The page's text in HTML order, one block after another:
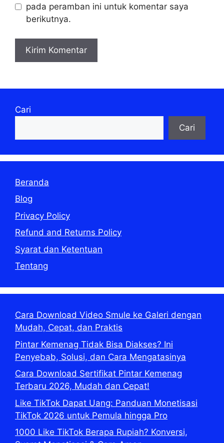
pada peramban ini untuk komentar saya
berikutnya.
Cari
Cari
Beranda
Blog
Privacy Policy
Refund and Returns Policy
Syarat dan Ketentuan
Tentang
Cara Download Video Smule ke Galeri dengan
Mudah, Cepat, dan Praktis
Pintar Kemenag Tidak Bisa Diakses? Ini
Penyebab, Solusi, dan Cara Mengatasinya
Cara Download Sertifikat Pintar Kemenag
Terbaru 2026, Mudah dan Cepat!
Like TikTok Dapat Uang: Panduan Monetisasi
TikTok 2026 untuk Pemula hingga Pro
1000 Like TikTok Berapa Rupiah? Konversi,